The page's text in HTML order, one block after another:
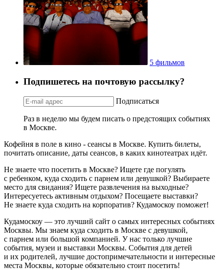
5 фильмов
Подпишетесь на почтовую рассылку?
Подписаться
Раз в неделю мы будем писать о предстоящих событиях
в Москве.
Кофейня в поле в кино - сеансы в Москве. Купить билеты,
почитать описание, даты сеансов, в каких кинотеатрах идёт.
Не знаете что посетить в Москве? Ищете где погулять
с ребенком, куда сходить с парнем или девушкой? Выбираете
место для свидания? Ищете развлечения на выходные?
Интересуетесь активным отдыхом? Посещаете выставки?
Не знаете куда сходить на корпоратив? Кудамоскоу поможет!
Кудамоскоу — это лучший сайт о самых интересных событиях
Москвы. Мы знаем куда сходить в Москве с девушкой,
с парнем или большой компанией. У нас только лучшие
события, музеи и выставки Москвы. События для детей
и их родителей, лучшие достопримечательности и интересные
места Москвы, которые обязательно стоит посетить!